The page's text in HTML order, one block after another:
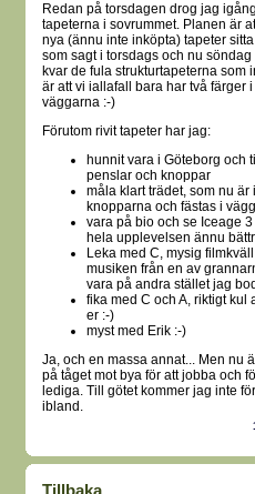
Redan på torsdagen drog jag
tapeterna i sovrummet. Planen är
nya (ännu inte inköpta) tapeter
som sagt i torsdags och nu
kvar de fula strukturtapeterna som
är att vi iallafall bara har två färger
väggarna :-)
Förutom rivit tapeter har jag:
hunnit vara i Göteborg och
penslar och knoppar
måla klart trädet, som nu
knopparna och fästas i
vara på bio och se Iceage
hela upplevelsen ännu
Leka med C, mysig
musiken från en av
vara på andra stället jag
fika med C och A, riktigt kul
er :-)
myst med Erik :-)
Ja, och en massa annat... Men nu
på tåget mot bya för att jobba och
lediga. Till götet kommer jag inte
ibland.
Tillbaka